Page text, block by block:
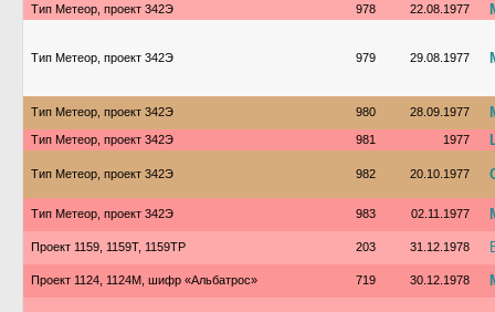
Тип Метеор, проект 342Э 978 22.08.1977
Тип Метеор, проект 342Э 979 29.08.1977
Тип Метеор, проект 342Э 980 28.09.1977
Тип Метеор, проект 342Э 981 1977
Тип Метеор, проект 342Э 982 20.10.1977
Тип Метеор, проект 342Э 983 02.11.1977
Проект 1159, 1159Т, 1159ТР 203 31.12.1978
Проект 1124, 1124М, шифр «Альбатрос» 719 30.12.1978